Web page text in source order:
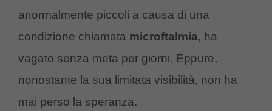
anormalmente piccoli a causa di una
condizione chiamata microftalmia, ha
vagato senza meta per giorni. Eppure,
nonostante la sua limitata visibilità, non ha
mai perso la speranza.